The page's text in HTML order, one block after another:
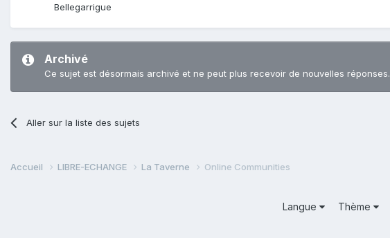
Bellegarrigue
Archivé
Ce sujet est désormais archivé et ne peut plus recevoir de nouvelles réponses.
Aller sur la liste des sujets
Accueil LIBRE-ECHANGE La Taverne Online Communities
Langue Thème